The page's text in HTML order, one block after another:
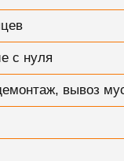
с нуля
вывоз